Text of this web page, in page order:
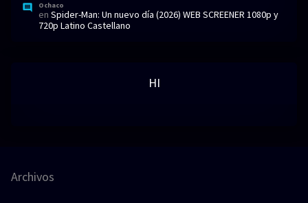
Ochaco
en Spider-Man: Un nuevo día (2026) WEB SCREENER 1080p y
720p Latino Castellano
HI
Archivos